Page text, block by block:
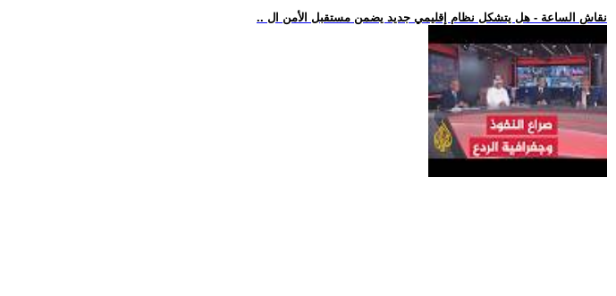
.. نقاش الساعة - هل يتشكل نظام إقليمي جديد يضمن مستقبل الأمن ال